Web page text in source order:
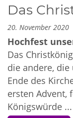
Das
20. November 2020
Hochfest
Das
die andere, die
Ende des
ersten Advent,
Königswürde ...